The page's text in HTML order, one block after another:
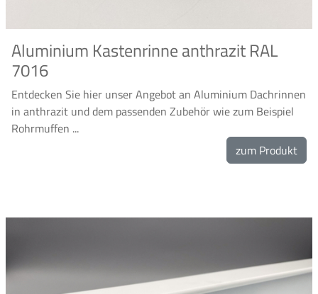
Aluminium Kastenrinne anthrazit RAL
7016
Entdecken Sie hier unser Angebot an Aluminium Dachrinnen
in anthrazit und dem passenden Zubehör wie zum Beispiel
Rohrmuffen ...
zum Produkt